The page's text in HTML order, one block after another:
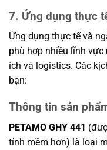
7. Ứng dụng thực
Ứng dụng thực tế và
phù hợp nhiều lĩnh vực
ích và logistics. Các
bạn:
Thông tin sản
PETAMO GHY 441
tính mềm hơn) là loại